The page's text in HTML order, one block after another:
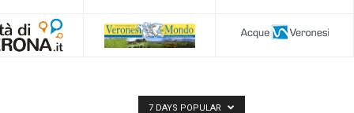
7 DAYS POPULAR